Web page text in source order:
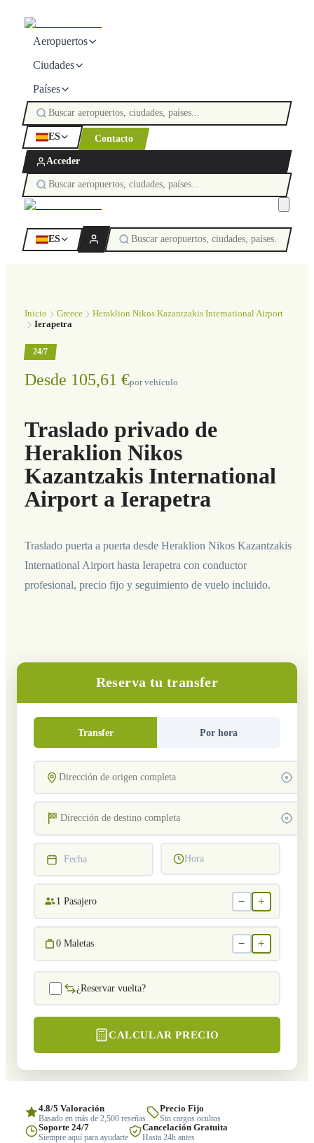
Aeropuertos
Ciudades
Países
ES Contacto
Acceder
ES
Inicio Greece
Heraklion Nikos Kazantzakis International Airport
Ierapetra
24/7
Desde 105,61 €por vehículo
Traslado privado de
Heraklion Nikos
Kazantzakis International
Airport a Ierapetra
Traslado puerta a puerta desde Heraklion Nikos Kazantzakis
International Airport hasta Ierapetra con conductor
profesional, precio fijo y seguimiento de vuelo incluido.
Reserva tu transfer
Transfer Por hora
Fecha Hora
1 Pasajero − +
0 Maletas − +
¿Reservar vuelta?
CALCULAR PRECIO
4.8/5 Valoración
Basado en más de 2,500 reseñas
Precio Fijo
Sin cargos ocultos
Soporte 24/7
Siempre aquí para ayudarte
Cancelación Gratuita
Hasta 24h antes